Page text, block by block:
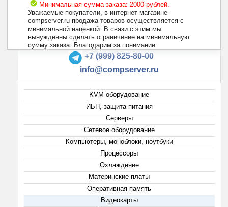
Минимальная сумма заказа: 2000 рублей.
Уважаемые покупатели, в интернет-магазине
compserver.ru продажа товаров осуществляется с
минимальной наценкой. В связи с этим мы
вынужденны сделать ограничение на минимальную
сумму заказа. Благодарим за понимание.
+7 (495) 223-13-47
+7 (999) 825-80-00
info@compserver.ru
KVM оборудование
ИБП, защита питания
Серверы
Сетевое оборудование
Компьютеры, моноблоки, ноутбуки
Процессоры
Охлаждение
Материнские платы
Оперативная память
Видеокарты